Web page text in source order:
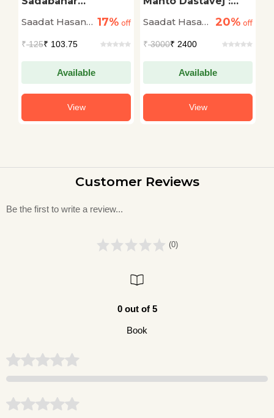
Hasan Manto
Saadat Hasan
17% off
₹125₹ 103.75
Available
View
Saadat Hasan
20% off
₹3000₹ 2400
Available
View
Customer Reviews
Be the first to write a review...
(0)
0 out of 5
Book